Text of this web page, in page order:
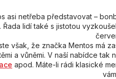
asi netřeba představovat –
Řada lidí také s jistotou
však, že značka Mentos má
a vůněmi. V naší nabídce tak
apod. Máte-li rádi klasické